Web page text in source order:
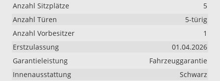
Anzahl Sitzplätze
5
Anzahl Türen
5-türig
Anzahl Vorbesitzer
1
Erstzulassung
01.04.2026
Garantieleistung
Fahrzeuggarantie
Innenausstattung
Schwarz